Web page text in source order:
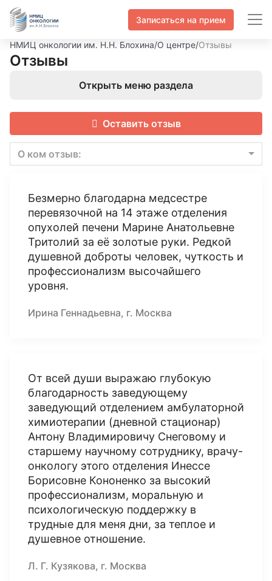
Записаться на прием
НМИЦ онкологии им. Н.Н. Блохина/О центре/Отзывы
Отзывы
Открыть меню раздела
Оставить отзыв
О ком отзыв:
Безмерно благодарна медсестре
перевязочной на 14 этаже отделения
опухолей печени Марине Анатольевне
Тритолий за её золотые руки. Редкой
душевной доброты человек, чуткость и
профессионализм высочайшего
уровня.
Ирина Геннадьевна, г. Москва
От всей души выражаю глубокую
благодарность заведующему
заведующий отделением амбулаторной
химиотерапии (дневной стационар)
Антону Владимировичу Снеговому и
старшему научному сотруднику, врачу-
онкологу этого отделения Инессе
Борисовне Кононенко за высокий
профессионализм, моральную и
психологическую поддержку в
трудные для меня дни, за теплое и
душевное отношение.
Л. Г. Кузякова, г. Москва